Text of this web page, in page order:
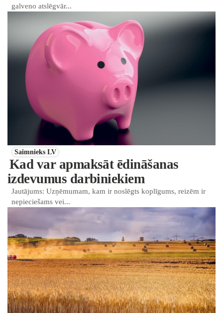
galveno atslēgvār...
Saimnieks LV
Kad var apmaksāt ēdināšanas
izdevumus darbiniekiem
Jautājums: Uzņēmumam, kam ir noslēgts koplīgums, reizēm ir
nepieciešams vei...